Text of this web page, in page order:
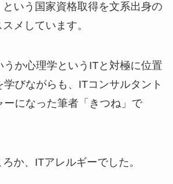
という国家資格取得を文系出身の
メしています。
うか心理学というITと対極に位置
びながらも、ITコンサルタント
ーになった筆者「きつね」で
か、ITアレルギーでした。